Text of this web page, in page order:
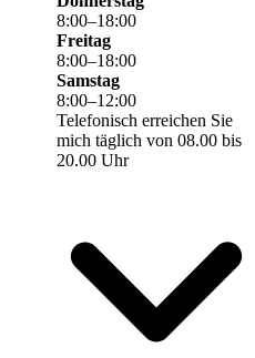
8:00–18:00
Freitag
8:00–18:00
Samstag
8:00–12:00
Telefonisch erreichen Sie
mich täglich von 08.00 bis
20.00 Uhr